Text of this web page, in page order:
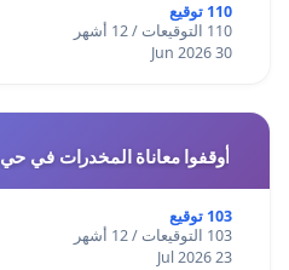
110 توقيع
110 التوقيعات / 12 أشهر
30 Jun 2026
أوقفوا معاناة المخدرات في حي H وأعيدوا الأمان إلى حينا!
103 توقيع
103 التوقيعات / 12 أشهر
23 Jul 2026